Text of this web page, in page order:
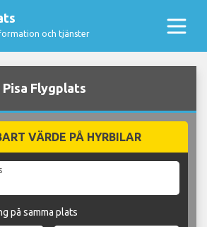
och tjänster
Flygplats
VÄRDE PÅ HYRBILAR
på samma plats